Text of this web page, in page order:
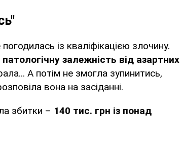
із кваліфікацією злочину.
залежність від азартних
А потім не змогла зупинитись,
вона на засіданні.
збитки – 140 тис. грн із понад